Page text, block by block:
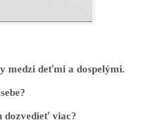
medzi deťmi a dospelými.
dozvedieť viac?